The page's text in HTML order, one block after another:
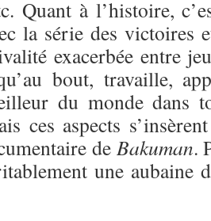
Quant à l’histoire,
la série des victoires
exacerbée entre
bout, travaille,
du monde dans
ces aspects
de Bakuman.
une aubaine